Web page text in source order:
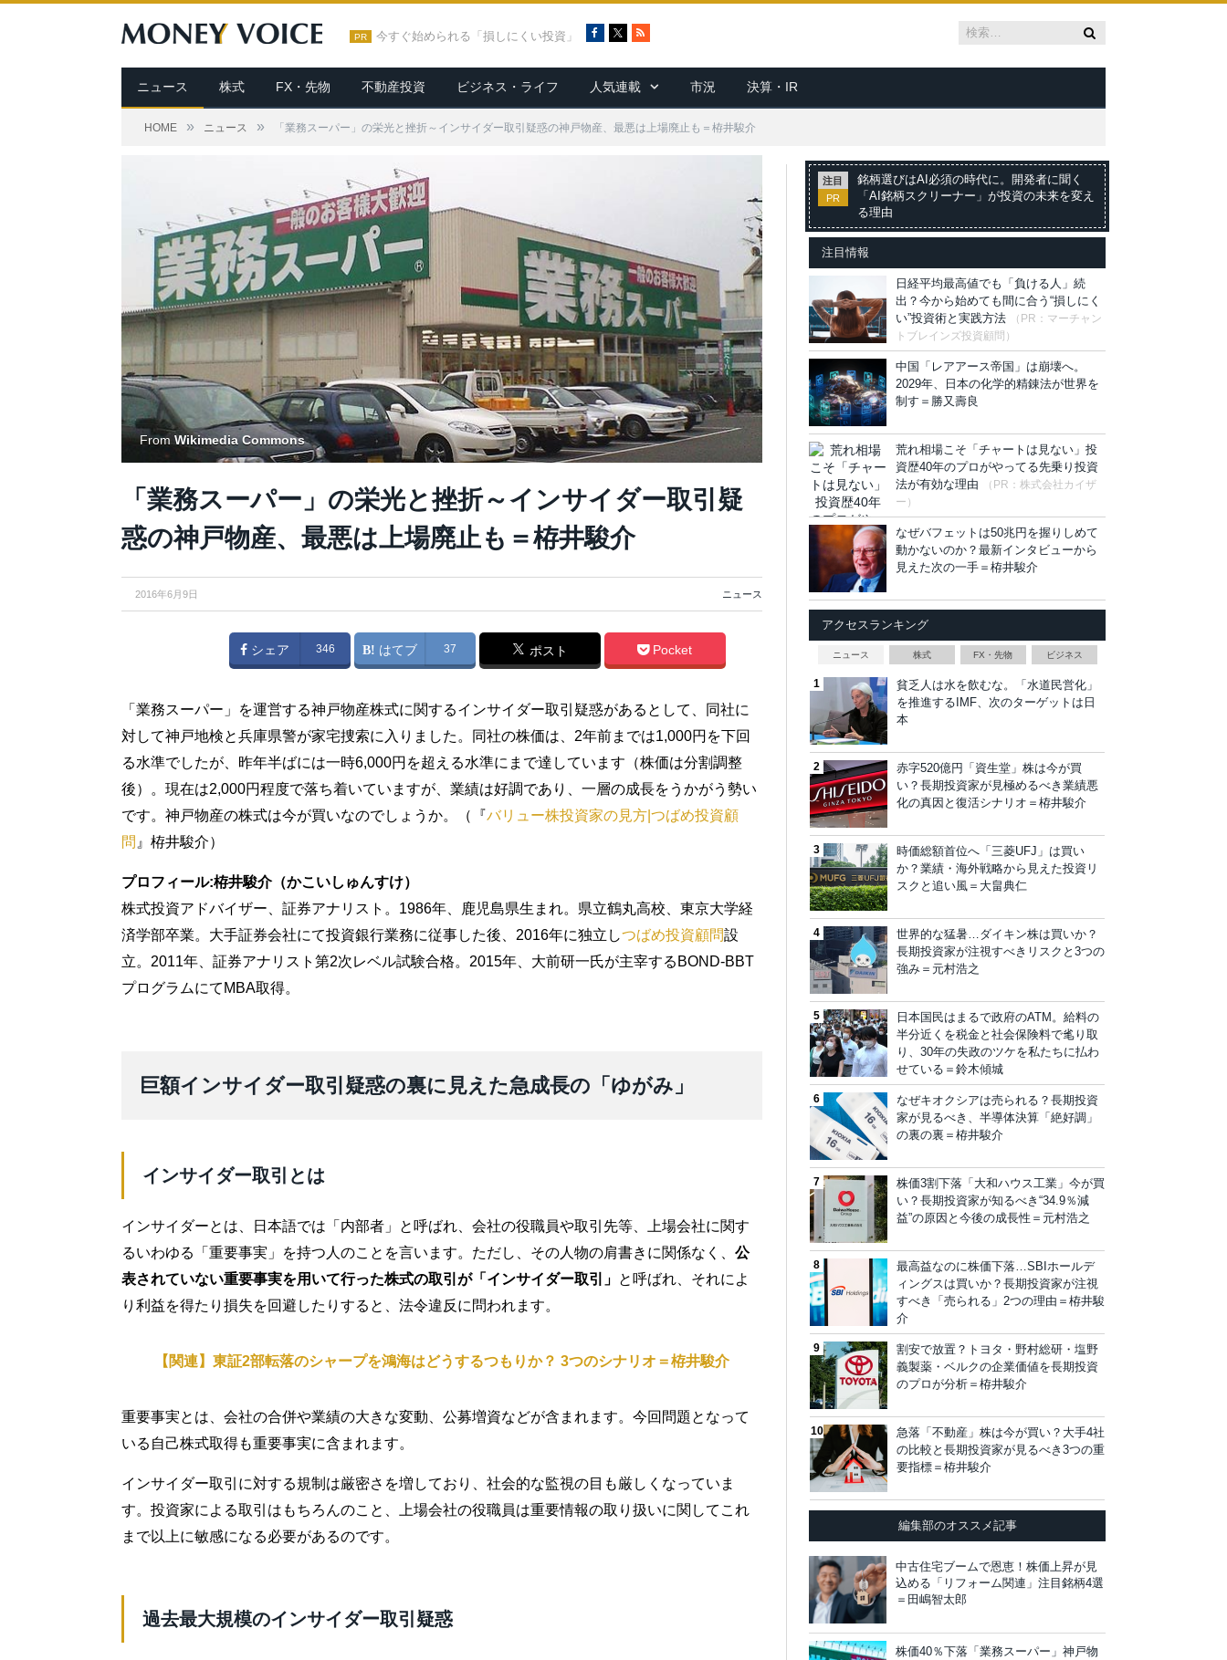
PR 今すぐ始められる「損しにくい投資」
c
e
b
o
R
S
ニュース 株式 FX・先物 不動産投資 ビジネス・ライフ 人気連載 市況 決算・IR
HOME » ニュース » 「業務スーパー」の栄光と挫折～インサイダー取引疑惑の神戸物産、最悪は上場廃止も＝栫井駿介
From Wikimedia Commons
「業務スーパー」の栄光と挫折～インサイダー取引疑
惑の神戸物産、最悪は上場廃止も＝栫井駿介
2016年6月9日 ニュース
シェア 346 はてブ 37 ポスト Pocket
「業務スーパー」を運営する神戸物産株式に関するインサイダー取引疑惑があるとして、同社に
対して神戸地検と兵庫県警が家宅捜索に入りました。同社の株価は、2年前までは1,000円を下回
る水準でしたが、昨年半ばには一時6,000円を超える水準にまで達しています（株価は分割調整
後）。現在は2,000円程度で落ち着いていますが、業績は好調であり、一層の成長をうかがう勢い
です。神戸物産の株式は今が買いなのでしょうか。（『バリュー株投資家の見方|つばめ投資顧
問 』栫井駿介）
プロフィール:栫井駿介（かこいしゅんすけ）
株式投資アドバイザー、証券アナリスト。1986年、鹿児島県生まれ。県立鶴丸高校、東京大学経
済学部卒業。大手証券会社にて投資銀行業務に従事した後、2016年に独立しつばめ投資顧問設
立。2011年、証券アナリスト第2次レベル試験合格。2015年、大前研一氏が主宰するBOND-BBT
プログラムにてMBA取得。
巨額インサイダー取引疑惑の裏に見えた急成長の「ゆがみ」
インサイダー取引とは
インサイダーとは、日本語では「内部者」と呼ばれ、会社の役職員や取引先等、上場会社に関す
るいわゆる「重要事実」を持つ人のことを言います。ただし、その人物の肩書きに関係なく、 公
表されていない重要事実を用いて行った株式の取引が「インサイダー取引」 と呼ばれ、それによ
り利益を得たり損失を回避したりすると、法令違反に問われます。
【関連】東証2部転落のシャープを鴻海はどうするつもりか？ 3つのシナリオ＝栫井駿介
重要事実とは、会社の合併や業績の大きな変動、公募増資などが含まれます。今回問題となって
いる自己株式取得も重要事実に含まれます。
インサイダー取引に対する規制は厳密さを増しており、社会的な監視の目も厳しくなっていま
す。投資家による取引はもちろんのこと、上場会社の役職員は重要情報の取り扱いに関してこれ
まで以上に敏感になる必要があるのです。
過去最大規模のインサイダー取引疑惑
注目
PR
銘柄選びはAI必須の時代に。開発者に聞く
「AI銘柄スクリーナー」が投資の未来を変え
る理由
注目情報
日経平均最高値でも「負ける人」続
出？今から始めても間に合う“損しにく
い”投資術と実践方法
（PR：マーチャン
トブレインズ投資顧問）
中国「レアアース帝国」は崩壊へ。
2029年、日本の化学的精錬法が世界を
制す＝勝又壽良
荒れ相場こそ「チャートは見ない」投
資歴40年のプロがやってる先乗り投資
法が有効な理由
（PR：株式会社カイザ
ー）
なぜバフェットは50兆円を握りしめて
動かないのか？最新インタビューから
見えた次の一手＝栫井駿介
アクセスランキング
ニュース 株式 FX・先物 ビジネス
貧乏人は水を飲むな。「水道民営化」
を推進するIMF、次のターゲットは日
本
赤字520億円「資生堂」株は今が買
い？長期投資家が見極めるべき業績悪
化の真因と復活シナリオ＝栫井駿介
時価総額首位へ「三菱UFJ」は買い
か？業績・海外戦略から見えた投資リ
スクと追い風＝大畠典仁
世界的な猛暑…ダイキン株は買いか？
長期投資家が注視すべきリスクと3つの
強み＝元村浩之
日本国民はまるで政府のATM。給料の
半分近くを税金と社会保険料で毟り取
り、30年の失政のツケを私たちに払わ
せている＝鈴木傾城
なぜキオクシアは売られる？長期投資
家が見るべき、半導体決算「絶好調」
の裏の裏＝栫井駿介
株価3割下落「大和ハウス工業」今が買
い？長期投資家が知るべき“34.9％減
益”の原因と今後の成長性＝元村浩之
最高益なのに株価下落…SBIホールデ
ィングスは買いか？長期投資家が注視
すべき「売られる」2つの理由＝栫井駿
介
割安で放置？トヨタ・野村総研・塩野
義製薬・ベルクの企業価値を長期投資
のプロが分析＝栫井駿介
急落「不動産」株は今が買い？大手4社
の比較と長期投資家が見るべき3つの重
要指標＝栫井駿介
編集部のオススメ記事
中古住宅ブームで恩恵！株価上昇が見
込める「リフォーム関連」注目銘柄4選
＝田嶋智太郎
株価40％下落「業務スーパー」神戸物